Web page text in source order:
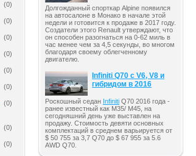
(0)
(0)
(0)
(0)
(0)
(0)
(0)
(0)
(0)
Долгожданный спорткар Alpine появился
на автосалоне в Монако в начале этой
недели и готовится к продаже в 2017 году.
Создатели этого Renault утверждают, что
он способен разогнаться на 0-62 миль в
час менее чем за 4,5 секунды, во многом
благодаря своему облегченному
двигателю.
Infiniti Q70 с V6, V8 и
гибридом в 2016
Роскошный седан Infiniti Q70 2016 года -
ранее известный как M35/ M45, на
сегодняшний день уже выставлен на
продажу. Стоимость девяти основных
комплектаций в среднем варьируется от
$ 50 755 за 3,7 Q70 до $ 67 955 за 5.6
AWD Q70.